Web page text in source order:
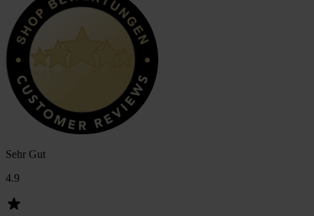
Sehr Gut
4.9